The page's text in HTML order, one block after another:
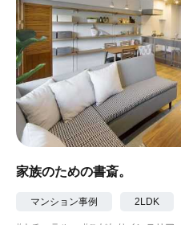
家族のための書斎。
マンション事例 2LDK